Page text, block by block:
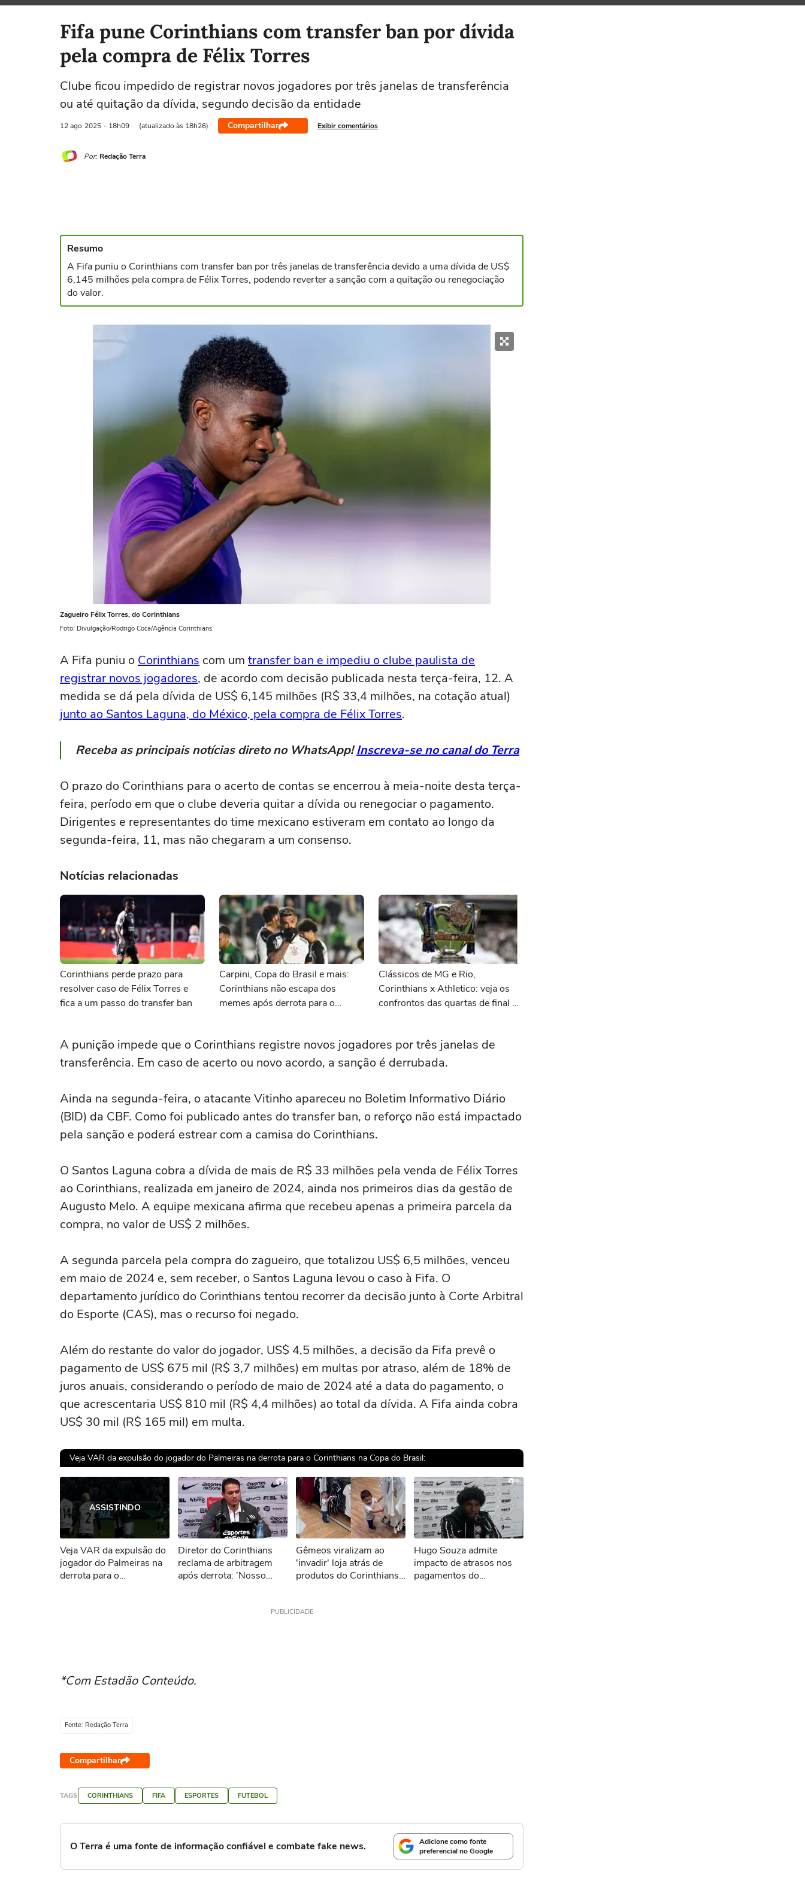
Selecione o time para ver as notícias
Fifa pune Corinthians com transfer ban por dívida
pela compra de Félix Torres
Clube ficou impedido de registrar novos jogadores por três janelas de transferência
ou até quitação da dívida, segundo decisão da entidade
12 ago 2025 - 18h09 (atualizado às 18h26) Compartilhar Exibir comentários
Por: Redação Terra
Resumo
A Fifa puniu o Corinthians com transfer ban por três janelas de transferência devido a uma dívida de US$
6,145 milhões pela compra de Félix Torres, podendo reverter a sanção com a quitação ou renegociação
do valor.
Zagueiro Félix Torres, do Corinthians
Foto: Divulgação/Rodrigo Coca/Agência Corinthians
A Fifa puniu o Corinthians com um transfer ban e impediu o clube paulista de
registrar novos jogadores, de acordo com decisão publicada nesta terça-feira, 12. A
medida se dá pela dívida de US$ 6,145 milhões (R$ 33,4 milhões, na cotação atual)
junto ao Santos Laguna, do México, pela compra de Félix Torres.
Receba as principais notícias direto no WhatsApp!Inscreva-se no canal do Terra
O prazo do Corinthians para o acerto de contas se encerrou à meia-noite desta terça-
feira, período em que o clube deveria quitar a dívida ou renegociar o pagamento.
Dirigentes e representantes do time mexicano estiveram em contato ao longo da
segunda-feira, 11, mas não chegaram a um consenso.
Notícias relacionadas
Corinthians perde prazo para
resolver caso de Félix Torres e
fica a um passo do transfer ban
Carpini, Copa do Brasil e mais:
Corinthians não escapa dos
memes após derrota para o
Clássicos de MG e Rio,
Corinthians x Athletico: veja os
confrontos das quartas de final da
A punição impede que o Corinthians registre novos jogadores por três janelas de
transferência. Em caso de acerto ou novo acordo, a sanção é derrubada.
Ainda na segunda-feira, o atacante Vitinho apareceu no Boletim Informativo Diário
(BID) da CBF. Como foi publicado antes do transfer ban, o reforço não está impactado
pela sanção e poderá estrear com a camisa do Corinthians.
O Santos Laguna cobra a dívida de mais de R$ 33 milhões pela venda de Félix Torres
ao Corinthians, realizada em janeiro de 2024, ainda nos primeiros dias da gestão de
Augusto Melo. A equipe mexicana afirma que recebeu apenas a primeira parcela da
compra, no valor de US$ 2 milhões.
A segunda parcela pela compra do zagueiro, que totalizou US$ 6,5 milhões, venceu
em maio de 2024 e, sem receber, o Santos Laguna levou o caso à Fifa. O
departamento jurídico do Corinthians tentou recorrer da decisão junto à Corte Arbitral
do Esporte (CAS), mas o recurso foi negado.
Além do restante do valor do jogador, US$ 4,5 milhões, a decisão da Fifa prevê o
pagamento de US$ 675 mil (R$ 3,7 milhões) em multas por atraso, além de 18% de
juros anuais, considerando o período de maio de 2024 até a data do pagamento, o
que acrescentaria US$ 810 mil (R$ 4,4 milhões) ao total da dívida. A Fifa ainda cobra
US$ 30 mil (R$ 165 mil) em multa.
Veja VAR da expulsão do jogador do Palmeiras na derrota para o Corinthians na Copa do Brasil:
Ops!
Não foi possível reproduzir o vídeo
Tentar novamente
ASSISTINDO
Veja VAR da expulsão do
jogador do Palmeiras na
derrota para o
Diretor do Corinthians
reclama de arbitragem
após derrota: ’Nosso
Gêmeos viralizam ao
'invadir' loja atrás de
produtos do Corinthians;
Hugo Souza admite
impacto de atrasos nos
pagamentos do
PUBLICIDADE
*Com Estadão Conteúdo.
Fonte: Redação Terra
Compartilhar
TAGS CORINTHIANS FIFA ESPORTES FUTEBOL
O Terra é uma fonte de informação confiável e combate fake news.
Adicione como fonte
preferencial no Google